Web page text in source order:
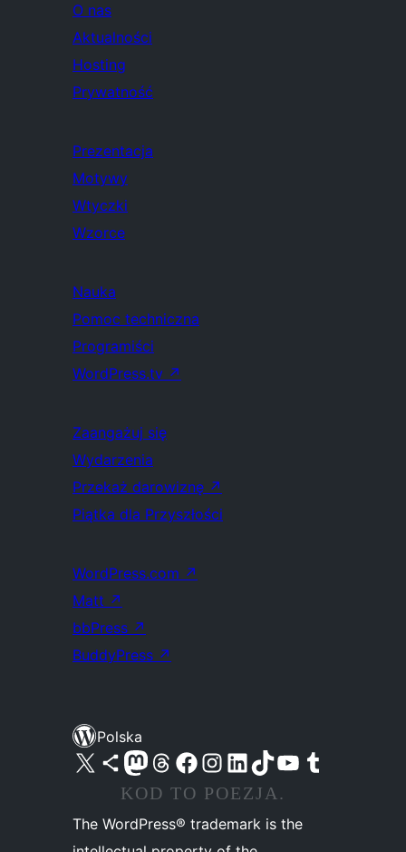
O nas
Aktualności
Hosting
Prywatność
Prezentacja
Motywy
Wtyczki
Wzorce
Nauka
Pomoc techniczna
Programiści
WordPress.tv ↗
Zaangażuj się
Wydarzenia
Przekaż darowiznę ↗
Piątka dla Przyszłości
WordPress.com ↗
Matt ↗
bbPress ↗
BuddyPress ↗
Polska
Odwiedź nasze konto X (dawniej Twitter)
Odwiedź nasze konto Bluesky
Odwiedź nasze konto na Mastodoncie
Odwiedź naszego Threadsa
Odwiedź naszego Facebooka
Odwiedź nasze konto na Instagramie
Odwiedź nasze konto na LinkedIn
Odwiedź naszego TikToka
Odwiedź nasz kanał YouTube
Odwiedź naszego Tumblra
KOD TO POEZJA.
The WordPress® trademark is the